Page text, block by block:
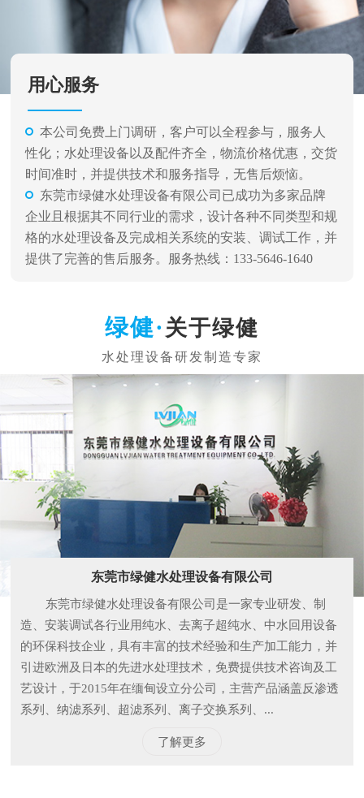
用心服务
本公司免费上门调研，客户可以全程参与，服务人
性化；水处理设备以及配件齐全，物流价格优惠，交货
时间准时，并提供技术和服务指导，无售后烦恼。
东莞市绿健水处理设备有限公司已成功为多家品牌
企业且根据其不同行业的需求，设计各种不同类型和规
格的水处理设备及完成相关系统的安装、调试工作，并
提供了完善的售后服务。服务热线：133-5646-1640
关于绿健
东莞市绿健水处理设备有限公司
东莞市绿健水处理设备有限公司是一家专业研发、制
造、安装调试各行业用纯水、去离子超纯水、中水回用设备
的环保科技企业，具有丰富的技术经验和生产加工能力，并
引进欧洲及日本的先进水处理技术，免费提供技术咨询及工
艺设计，于2015年在缅甸设立分公司，主营产品涵盖反渗透
系列、纳滤系列、超滤系列、离子交换系列、...
了解更多